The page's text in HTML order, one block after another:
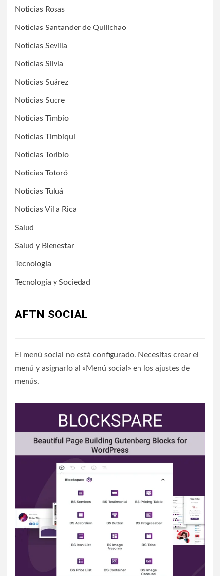
Noticias Rosas
Noticias Santander de Quilichao
Noticias Sevilla
Noticias Silvia
Noticias Suárez
Noticias Sucre
Noticias Timbío
Noticias Timbiquí
Noticias Toribío
Noticias Totoró
Noticias Tuluá
Noticias Villa Rica
Salud
Salud y Bienestar
Tecnología
Tecnología y Sociedad
AFTN SOCIAL
El menú social no está configurado. Necesitas crear el
menú y asignarlo al «Menú social» en los ajustes de
menús.